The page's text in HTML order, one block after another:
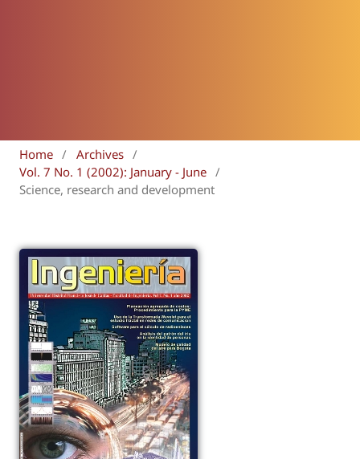
Home / Archives /
Vol. 7 No. 1 (2002): January - June /
Science, research and development